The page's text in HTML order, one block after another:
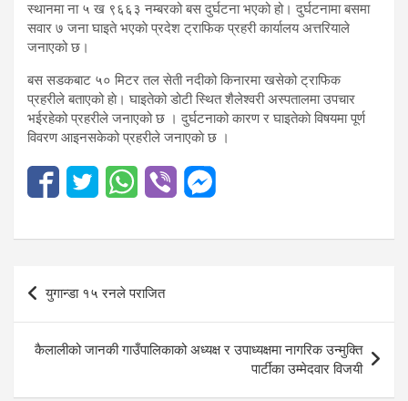
स्थानमा ना ५ ख ९६६३ नम्बरको बस दुर्घटना भएको हो। दुर्घटनामा बसमा
सवार ७ जना घाइते भएकाे प्रदेश ट्राफिक प्रहरी कार्यालय अत्तरियाले
जनाएको छ।
बस सडकबाट ५० मिटर तल सेती नदीको किनारमा खसेको ट्राफिक
प्रहरीले बताएको हाे। घाइतेको डोटी स्थित शैलेश्वरी अस्पतालमा उपचार
भईरहेको प्रहरीले जनाएको छ । दुर्घटनाको कारण र घाइतेकाे विषयमा पूर्ण
विवरण आइनसकेको प्रहरीले जनाएकाे छ ।
Post
navigation
युगान्डा १५ रनले पराजित
कैलालीको जानकी गाउँपालिकाको अध्यक्ष र उपाध्यक्षमा नागरिक उन्मुक्ति
पार्टीका उम्मेदवार विजयी